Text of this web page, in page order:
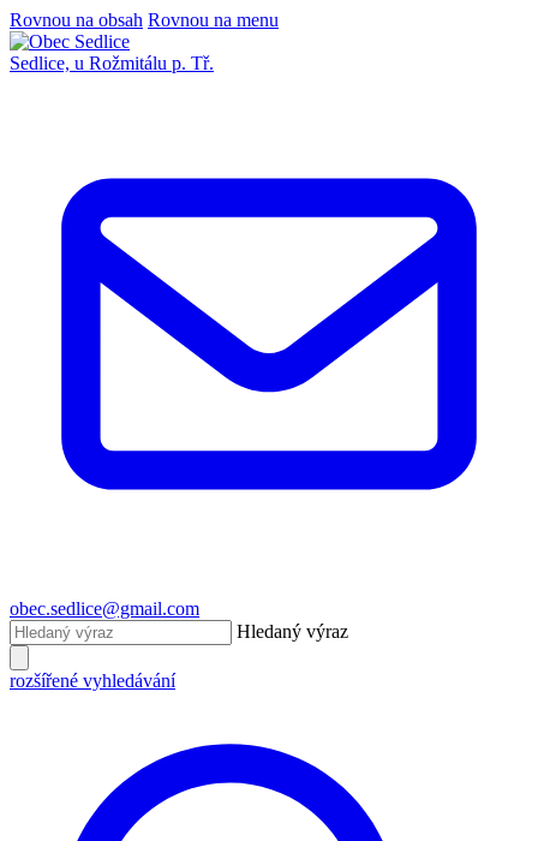
Rovnou na obsah Rovnou na menu
Sedlice, u Rožmitálu p. Tř.
obec.sedlice@gmail.com
Hledaný výraz
rozšířené vyhledávání